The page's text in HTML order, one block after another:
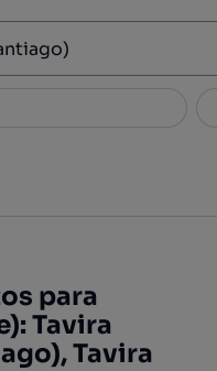
para
Tavira
Tavira